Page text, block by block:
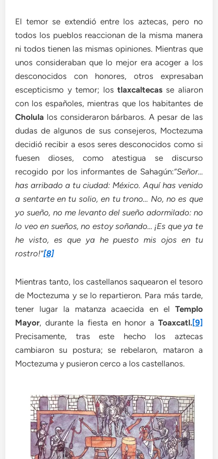
El temor se extendió entre los aztecas, pero no
todos los pueblos reaccionan de la misma manera
ni todos tienen las mismas opiniones. Mientras que
unos consideraban que lo mejor era acoger a los
desconocidos con honores, otros expresaban
escepticismo y temor; los tlaxcaltecasse aliaron
con los españoles, mientras que los habitantes de
Cholula los consideraron bárbaros. A pesar de las
dudas de algunos de sus consejeros, Moctezuma
decidió recibir a esos seres desconocidos como si
fuesen dioses, como atestigua se discurso
recogido por los informantes de Sahagún:“Señor…
has arribado a tu ciudad: México. Aquí has venido
a sentarte en tu solio, en tu trono… No, no es que
yo sueño, no me levanto del sueño adormilado: no
lo veo en sueños, no estoy soñando… ¡Es que ya te
he visto, es que ya he puesto mis ojos en tu
rostro!”[8]
Mientras tanto, los castellanos saquearon el tesoro
de Moctezuma y se lo repartieron. Para más tarde,
tener lugar la matanza acaecida en el Templo
Mayor, durante la fiesta en honor a Toaxcatl.[9]
Precisamente, tras este hecho los aztecas
cambiaron su postura; se rebelaron, mataron a
Moctezuma y pusieron cerco a los castellanos.